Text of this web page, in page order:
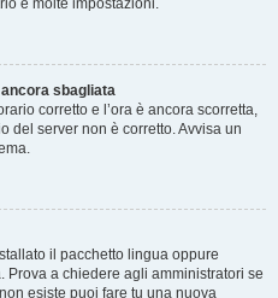
e molte impostazioni.
sbagliata
corretto e l’ora è ancora scorretta,
del server non è corretto. Avvisa un
il pacchetto lingua oppure
a chiedere agli amministratori se
esiste puoi fare tu una nuova